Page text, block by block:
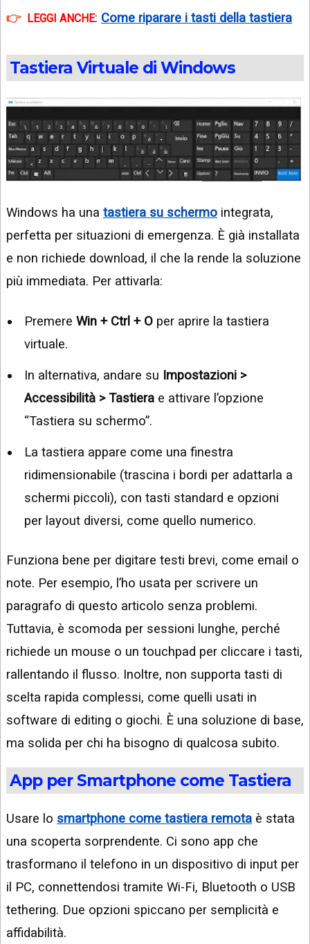
LEGGI ANCHE: Come riparare i tasti della tastiera
Tastiera Virtuale di Windows
Windows ha una tastiera su schermo integrata,
perfetta per situazioni di emergenza. È già installata
e non richiede download, il che la rende la soluzione
più immediata. Per attivarla:
Premere Win + Ctrl + O per aprire la tastiera
virtuale.
In alternativa, andare su Impostazioni >
Accessibilità > Tastiera e attivare l’opzione
“Tastiera su schermo”.
La tastiera appare come una finestra
ridimensionabile (trascina i bordi per adattarla a
schermi piccoli), con tasti standard e opzioni
per layout diversi, come quello numerico.
Funziona bene per digitare testi brevi, come email o
note. Per esempio, l’ho usata per scrivere un
paragrafo di questo articolo senza problemi.
Tuttavia, è scomoda per sessioni lunghe, perché
richiede un mouse o un touchpad per cliccare i tasti,
rallentando il flusso. Inoltre, non supporta tasti di
scelta rapida complessi, come quelli usati in
software di editing o giochi. È una soluzione di base,
ma solida per chi ha bisogno di qualcosa subito.
App per Smartphone come Tastiera
Usare lo smartphone come tastiera remota è stata
una scoperta sorprendente. Ci sono app che
trasformano il telefono in un dispositivo di input per
il PC, connettendosi tramite Wi-Fi, Bluetooth o USB
tethering. Due opzioni spiccano per semplicità e
affidabilità.